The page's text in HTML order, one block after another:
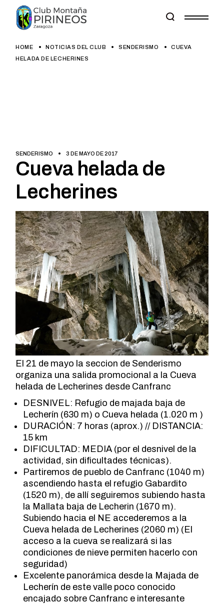
content
HOME NOTICIAS DEL CLUB SENDERISMO
CUEVA
HELADA DE LECHERINES
SENDERISMO 3 DE MAYO DE 2017
Cueva helada de
Lecherines
El 21 de mayo la seccion de Senderismo
organiza una salida promocional a la Cueva
helada de Lecherines desde Canfranc
DESNIVEL: Refugio de majada baja de
Lecherín (630 m) o Cueva helada (1.020 m )
DURACIÓN: 7 horas (aprox.) // DISTANCIA:
15 km
DIFICULTAD: MEDIA (por el desnivel de la
actividad, sin dificultades técnicas).
Partiremos de pueblo de Canfranc (1040 m)
ascendiendo hasta el refugio Gabardito
(1520 m), de allí seguiremos subiendo hasta
la Mallata baja de Lecherin (1670 m).
Subiendo hacia el NE accederemos a la
Cueva helada de Lecherines (2060 m) (El
acceso a la cueva se realizará si las
condiciones de nieve permiten hacerlo con
seguridad)
Excelente panorámica desde la Majada de
Lecherín de este valle poco conocido
encajado sobre Canfranc e interesante